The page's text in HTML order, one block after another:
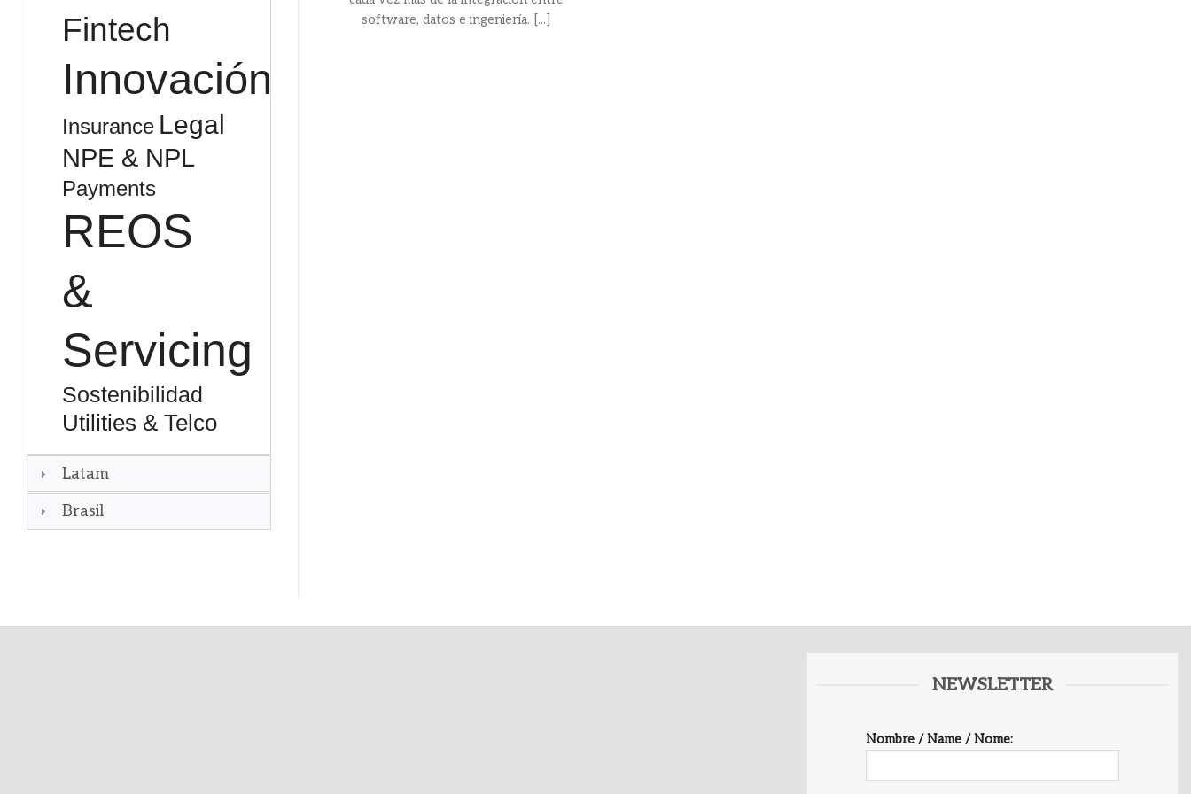
Fintech
Innovación
Insurance Legal
NPE & NPL
Payments
REOS
&
Servicing
Sostenibilidad
Utilities & Telco
Latam
Brasil
software, datos e ingeniería. [...]
NEWSLETTER
Nombre / Name / Nome: